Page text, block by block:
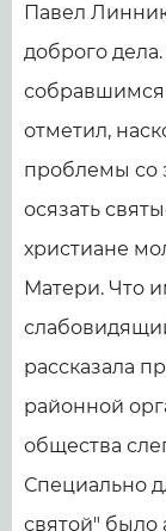
Павел
доброго
собравшимся
отметил,
проблемы со
осязать
христиане
Матери. Что
рассказала
районной
общества
Специально
святой" было